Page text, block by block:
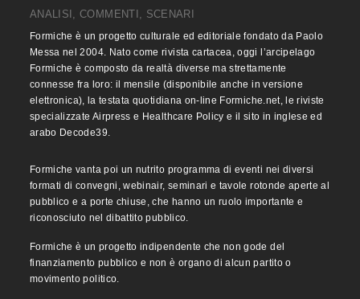
ANALISI, COMMENTI, SCENARI
Formiche è un progetto culturale ed editoriale fondato da Paolo
Messa nel 2004. Nato come rivista cartacea, oggi l’arcipelago
Formiche è composto da realtà diverse ma strettamente
connesse fra loro: il mensile (disponibile anche in versione
elettronica), la testata quotidiana on-line Formiche.net, le riviste
specializzate Airpress e Healthcare Policy e il sito in inglese ed
arabo Decode39.
Formiche vanta poi un nutrito programma di eventi nei diversi
formati di convegni, webinair, seminari e tavole rotonde aperte al
pubblico e a porte chiuse, che hanno un ruolo importante e
riconosciuto nel dibattito pubblico.
Formiche è un progetto indipendente che non gode del
finanziamento pubblico e non è organo di alcun partito o
movimento politico.